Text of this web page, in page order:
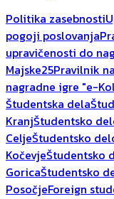
Politika zasebnosti
pogoji poslovanja
upravičenosti do
Majske25Pravilnik
nagradne igre "e-
Študentska dela
KranjŠtudentsko
CeljeŠtudentsko
KočevjeŠtudentsko
GoricaŠtudentsko
PosočjeForeign